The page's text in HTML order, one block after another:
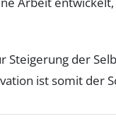
Steigerung der
ist somit der